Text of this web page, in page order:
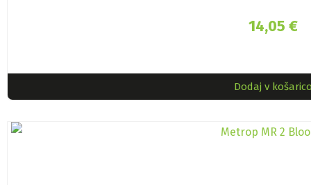
14,05 €
Dodaj v